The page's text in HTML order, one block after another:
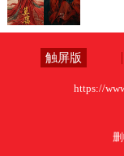
触屏版
https://